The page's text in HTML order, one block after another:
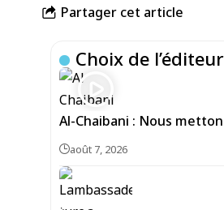
Partager cet article
Choix de l’éditeur
Al-Chaibani : Nous
août 7, 2026